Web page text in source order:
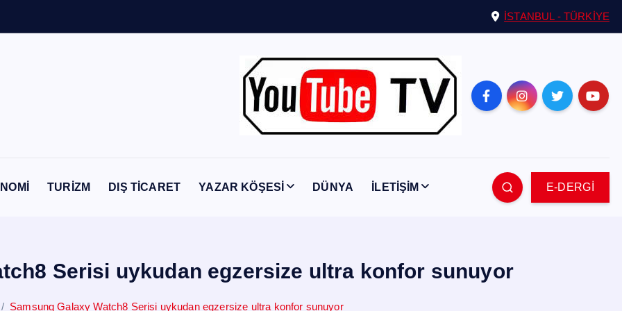
İSTANBUL - TÜRKİYE
TURİZM DIŞ TİCARET YAZAR KÖŞESİ DÜNYA İLETİŞİM E-DERGİ
Serisi uykudan egzersize ultra konfor sunuyor
Samsung Galaxy Watch8 Serisi uykudan egzersize ultra konfor sunuyor